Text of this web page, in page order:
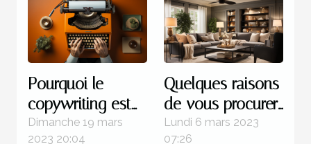
Pourquoi le
copywriting est
votre meilleur
Dimanche 19 mars
2023 20:04
Quelques raisons
de vous procurer
un ventilateur de
Lundi 6 mars 2023
07:26